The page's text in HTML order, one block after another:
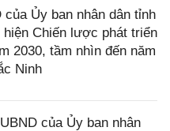
của Ủy ban nhân dân tỉnh
Chiến lược phát triển
2030, tầm nhìn đến năm
Ninh
của Ủy ban nhân